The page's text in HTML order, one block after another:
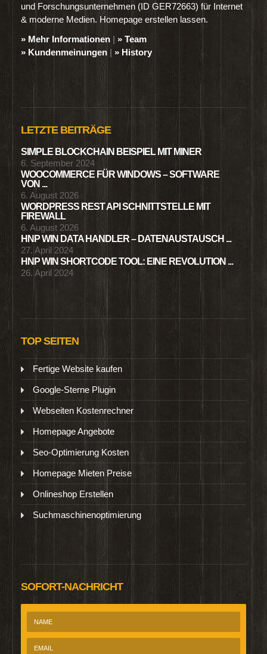
und Forschungsunternehmen (ID GER72663) für Internet
& moderne Medien. Homepage erstellen lassen.
» Mehr Informationen | » Team
» Kundenmeinungen | » History
LETZTE BEITRÄGE
SIMPLE BLOCKCHAIN BEISPIEL MIT MINER
6. September 2024
WOOCOMMERCE FÜR WINDOWS – SOFTWARE
VON ...
6. August 2026
WORDPRESS REST API SCHNITTSTELLE MIT
FIREWALL
6. August 2026
HNP WIN DATA HANDLER – DATENAUSTAUSCH ...
27. April 2024
HNP WIN SHORTCODE TOOL: EINE REVOLUTION ...
26. April 2024
TOP SEITEN
Fertige Website kaufen
Google-Sterne Plugin
Webseiten Kostenrechner
Homepage Angebote
Seo-Optimierung Kosten
Homepage Mieten Preise
Onlineshop Erstellen
Suchmaschinenoptimierung
SOFORT-NACHRICHT